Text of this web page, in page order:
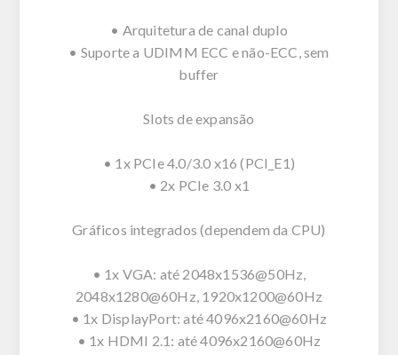
• Arquitetura de canal duplo
• Suporte a UDIMM ECC e não-ECC, sem
buffer
Slots de expansão
• 1x PCIe 4.0/3.0 x16 (PCI_E1)
• 2x PCIe 3.0 x1
Gráficos integrados (dependem da CPU)
• 1x VGA: até 2048x1536@50Hz,
2048x1280@60Hz, 1920x1200@60Hz
• 1x DisplayPort: até 4096x2160@60Hz
• 1x HDMI 2.1: até 4096x2160@60Hz